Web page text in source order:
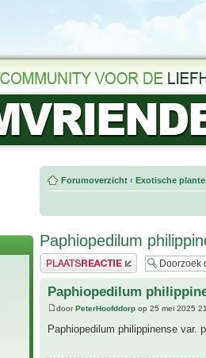
Forumoverzicht ‹ Exotische
Paphiopedilum
Plaats een reactie
Paphiopedilum
doorPeterHoofddorp op 25 mei 2025
Paphiopedilum philippinense var.